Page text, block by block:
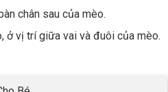
chân sau của mèo.
ở vị trí giữa vai và đuôi của mèo.